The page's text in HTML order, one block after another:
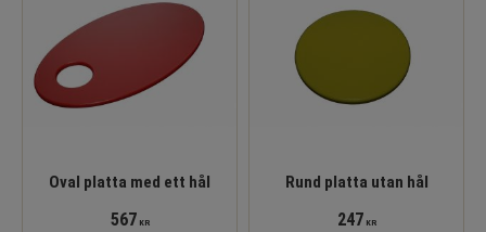
Oval platta med ett hål
567 KR
Rund platta utan hål
247 KR